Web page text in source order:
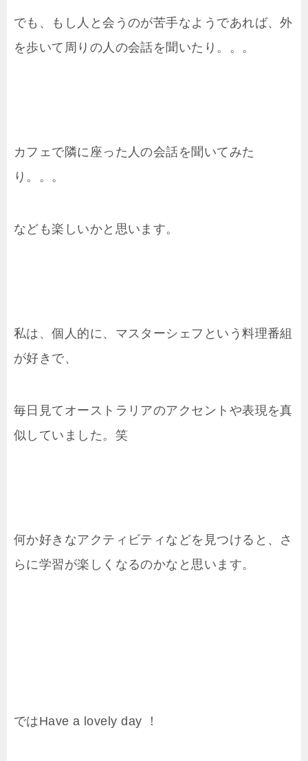
でも、もし人と会うのが苦手なようであれば、外
を歩いて周りの人の会話を聞いたり。。。
カフェで隣に座った人の会話を聞いてみた
り。。。
なども楽しいかと思います。
私は、個人的に、マスターシェフという料理番組
が好きで、
毎日見てオーストラリアのアクセントや表現を真
似していました。笑
何か好きなアクティビティなどを見つけると、さ
らに学習が楽しくなるのかなと思います。
ではHave a lovely day ！